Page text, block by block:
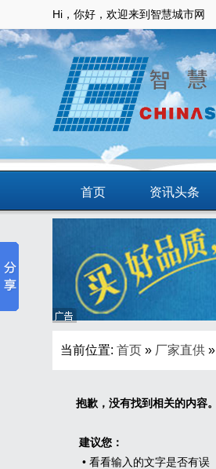
Hi，你好，欢迎来到智慧城市网
首页 资讯头条
智慧应用
当前位置: 首页 » 厂家直供 »
抱歉，没有找到相关的内容。
建议您：
• 看看输入的文字是否有误